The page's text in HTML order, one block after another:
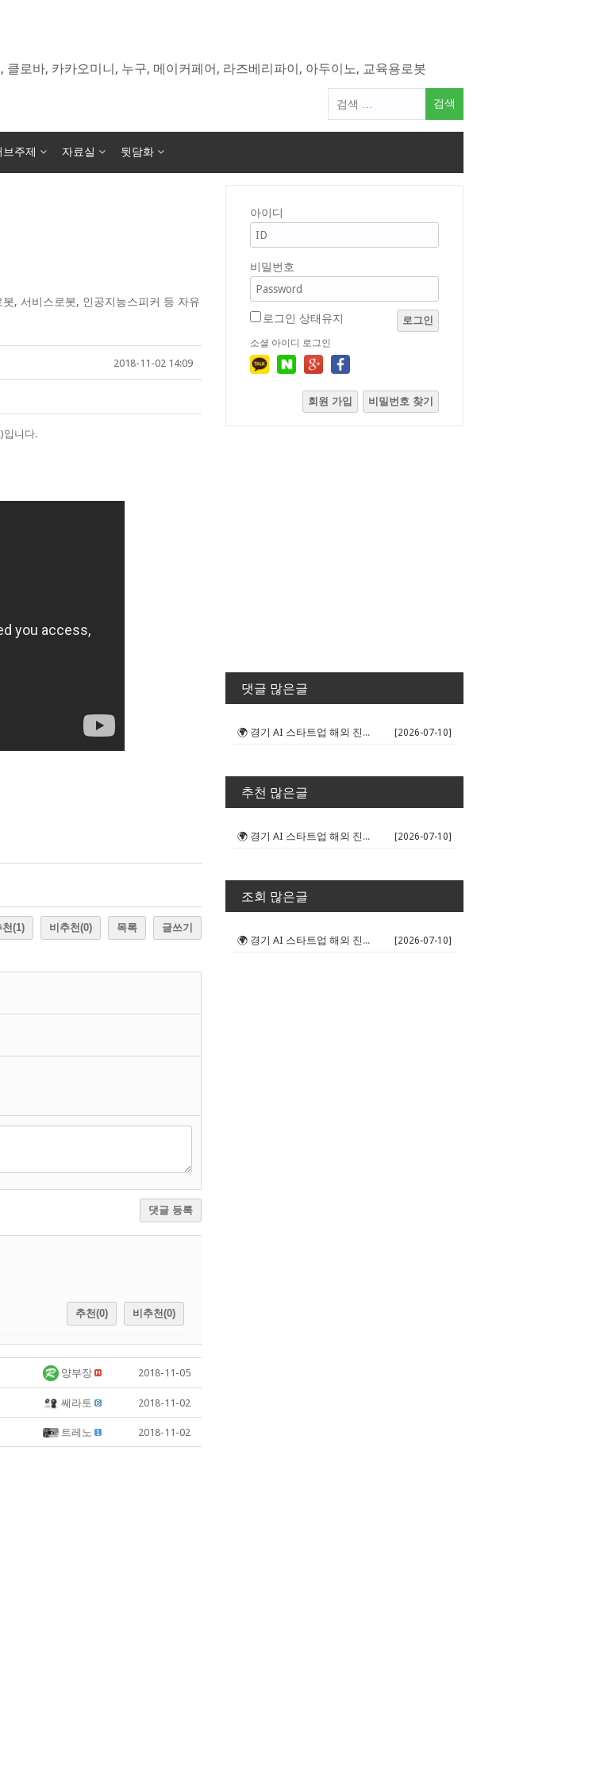
로바, 카카오미니, 누구, 메이커페어, 라즈베리파이, 아두이노, 교육용로봇
색
브주제 자료실 뒷담화
, 서비스로봇, 인공지능스피커 등 자유
2018-11-02 14:09
입니다.
천(1) 비추천(0) 목록 글쓰기
댓글 등록
추천(0) 비추천(0)
양부장 2018-11-05
쎄라토 2018-11-02
트레노 2018-11-02
아이디
비밀번호
로그인 상태유지 로그인
소셜 아이디 로그인
회원 가입 비밀번호 찾기
댓글 많은글
🌍 경기 AI 스타트업 해외 진출 판... [2026-07-10]
추천 많은글
🌍 경기 AI 스타트업 해외 진출 판... [2026-07-10]
조회 많은글
🌍 경기 AI 스타트업 해외 진출 판... [2026-07-10]